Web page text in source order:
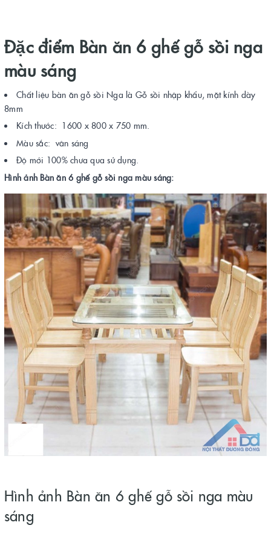
Đặc điểm Bàn ăn 6 ghế gỗ sồi nga
màu sáng
Chất liệu bàn ăn gỗ sồi Nga là Gỗ sồi nhập khẩu, mặt kính dày
8mm
Kích thước: 1600 x 800 x 750 mm.
Màu sắc: vân sáng
Độ mới 100% chưa qua sử dụng.
Hình ảnh Bàn ăn 6 ghế gỗ sồi nga màu sáng:
Hình ảnh Bàn ăn 6 ghế gỗ sồi nga màu
sáng